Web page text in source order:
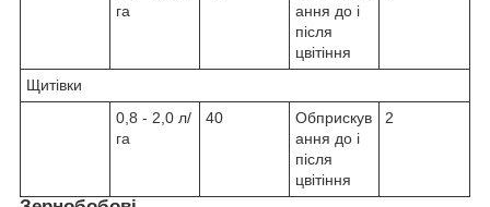
га
ання до і
після
цвітіння
Щитівки
0,8 - 2,0 л/
га
40
Обприскув
ання до і
після
цвітіння
2